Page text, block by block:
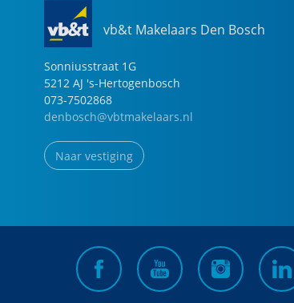
vb&t Makelaars Den Bosch
Sonniusstraat 1G
5212 AJ 's-Hertogenbosch
073-7502868
denbosch@vbtmakelaars.nl
Naar vestiging